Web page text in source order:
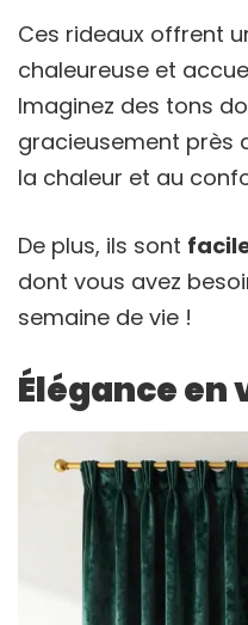
Ces rideaux offrent
chaleureuse et
Imaginez des tons
gracieusement près
la chaleur et au
De plus, ils sont
dont vous avez
semaine de vie !
Élégance en